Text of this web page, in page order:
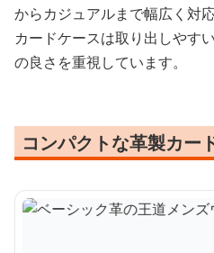
からカジュアルまで幅広く対応
カードケースは取り出しやす
の良さを重視しています。
コンパクトな革製カー